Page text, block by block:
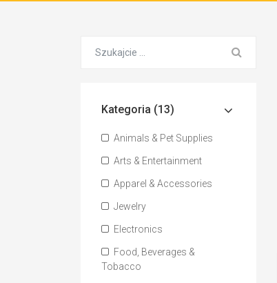
Kategoria (13)
Animals & Pet Supplies
Arts & Entertainment
Apparel & Accessories
Jewelry
Electronics
Food, Beverages &
Tobacco